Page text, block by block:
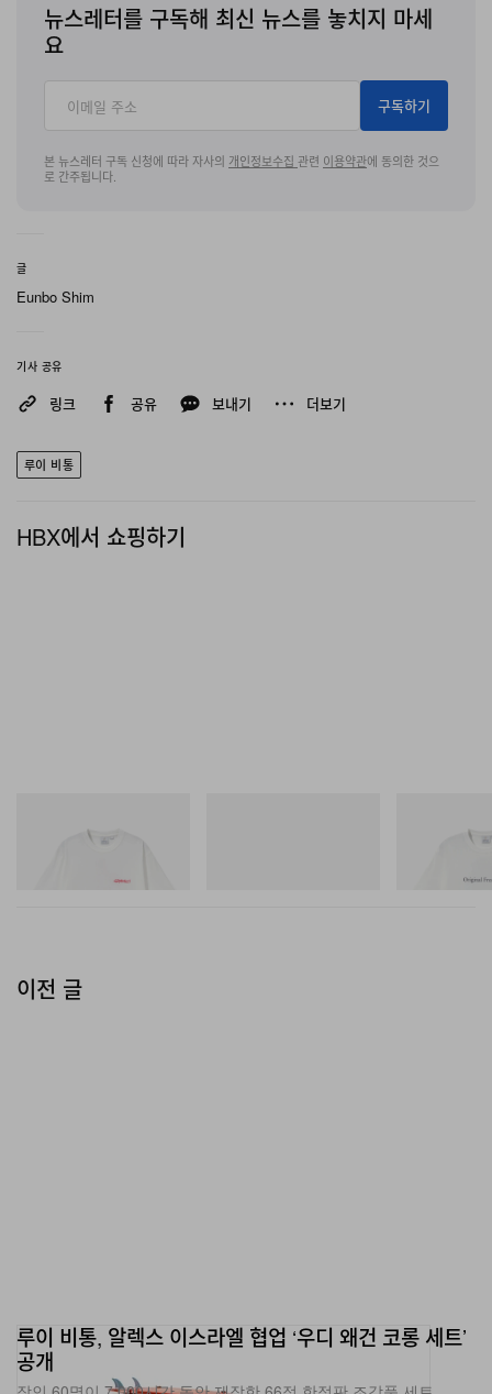
뉴스레터를 구독해 최신 뉴스를 놓치지 마세
요
구독하기
본 뉴스레터 구독 신청에 따라 자사의 개인정보수집 관련 이용약관에 동의한 것으
로 간주됩니다.
글
Eunbo Shim
기사 공유
링크 공유 보내기 더보기
루이 비통
HBX에서 쇼핑하기
이전 글
루이 비통, 알렉스 이스라엘 협업 ‘우디 왜건 코롱 세트’
공개